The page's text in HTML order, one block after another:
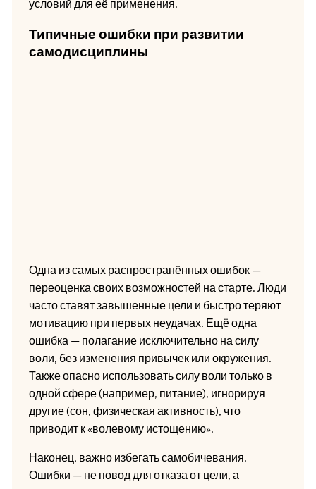
условий для её применения.
Типичные ошибки при развитии
самодисциплины
Одна из самых распространённых ошибок —
переоценка своих возможностей на старте. Люди
часто ставят завышенные цели и быстро теряют
мотивацию при первых неудачах. Ещё одна
ошибка — полагание исключительно на силу
воли, без изменения привычек или окружения.
Также опасно использовать силу воли только в
одной сфере (например, питание), игнорируя
другие (сон, физическая активность), что
приводит к «волевому истощению».
Наконец, важно избегать самобичевания.
Ошибки — не повод для отказа от цели, а